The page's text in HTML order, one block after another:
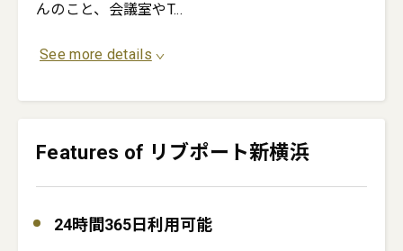
んのこと、会議室やT...
See more details
Features of リブポート新横浜
24時間365日利用可能